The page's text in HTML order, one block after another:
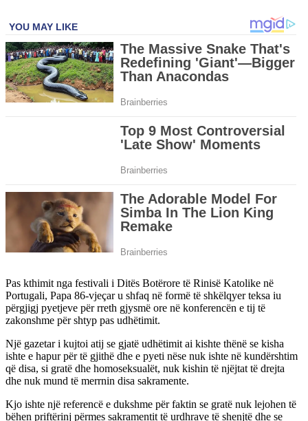
Pas kthimit nga festivali i Ditës Botërore të Rinisë Katolike në
Portugali, Papa 86-vjeçar u shfaq në formë të shkëlqyer teksa iu
përgjigj pyetjeve për rreth gjysmë ore në konferencën e tij të
zakonshme për shtyp pas udhëtimit.
Një gazetar i kujtoi atij se gjatë udhëtimit ai kishte thënë se kisha
ishte e hapur për të gjithë dhe e pyeti nëse nuk ishte në kundërshtim
që disa, si gratë dhe homoseksualët, nuk kishin të njëjtat të drejta
dhe nuk mund të merrnin disa sakramente.
Kjo ishte një referencë e dukshme për faktin se gratë nuk lejohen të
bëhen priftërinj përmes sakramentit të urdhrave të shenjtë dhe se